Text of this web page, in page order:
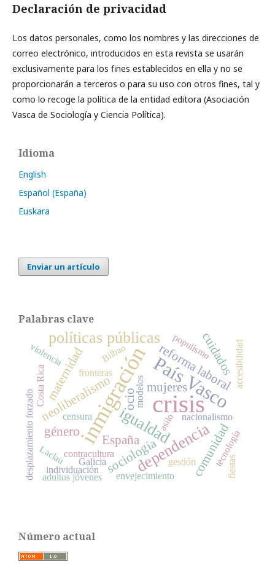
Declaración de privacidad
Los datos personales, como los nombres y las direcciones de
correo electrónico, introducidos en esta revista se usarán
exclusivamente para los fines establecidos en ella y no se
proporcionarán a terceros o para su uso con otros fines, tal y
como lo recoge la política de la entidad editora (Asociación
Vasca de Sociología y Ciencia Política).
Idioma
English
Español (España)
Euskara
Enviar un artículo
Palabras clave
crisis
inmigraciónPaís Vasco
igualdad
dependencia
políticas públicas
reforma laboral
comunidad
género
neoliberalismo mujeres
sociología
España
maternidad ocio
cuidados
asilo
fronteras
nacionalismo
violencia
contracultura
gestión
desplazamiento forzado envejecimiento
tecnología
accesibilidad
individuación
Laclau
populismo
Bilbao
modelos
censura
Costa Rica
fiestas
Galicia
adultos jóvenes
Número actual